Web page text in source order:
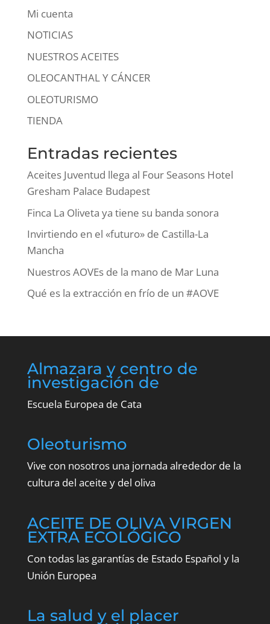
Mi cuenta
NOTICIAS
NUESTROS ACEITES
OLEOCANTHAL Y CÁNCER
OLEOTURISMO
TIENDA
Entradas recientes
Aceites Juventud llega al Four Seasons Hotel
Gresham Palace Budapest
Finca La Oliveta ya tiene su banda sonora
Invirtiendo en el «futuro» de Castilla-La
Mancha
Nuestros AOVEs de la mano de Mar Luna
Qué es la extracción en frío de un #AOVE
Almazara y centro de
investigación de
Escuela Europea de Cata
Oleoturismo
Vive con nosotros una jornada alrededor de la
cultura del aceite y del oliva
ACEITE DE OLIVA VIRGEN
EXTRA ECOLÓGICO
Con todas las garantías de Estado Español y la
Unión Europea
La salud y el placer